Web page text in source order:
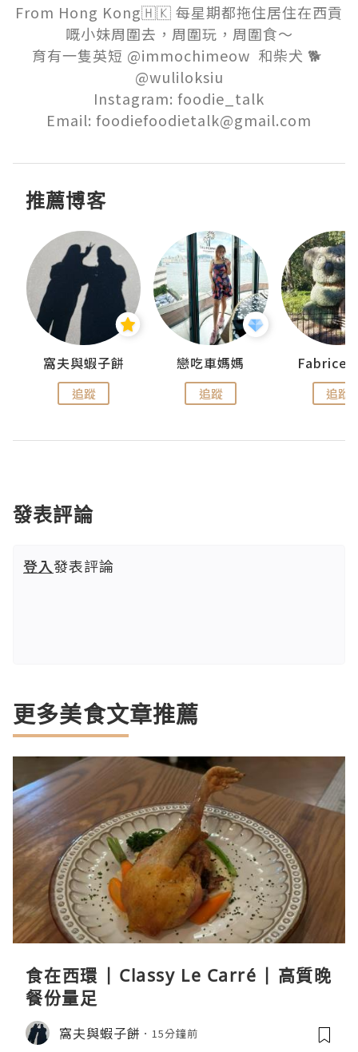
From Hong Kong🇭🇰 每星期都拖住居住在西貢
嘅小妹周圍去，周圍玩，周圍食～
育有一隻英短 @immochimeow  和柴犬 🐕
@wuliloksiu
Instagram: foodie_talk
Email: foodiefoodietalk@gmail.com
推薦博客
窩夫與蝦子餅
追蹤
戀吃車媽媽
追蹤
Fabrice
追蹤
發表評論
登入發表評論
更多美食文章推薦
食在西環 | Classy Le Carré | 高質晚
餐份量足
窩夫與蝦子餅 15分鐘前